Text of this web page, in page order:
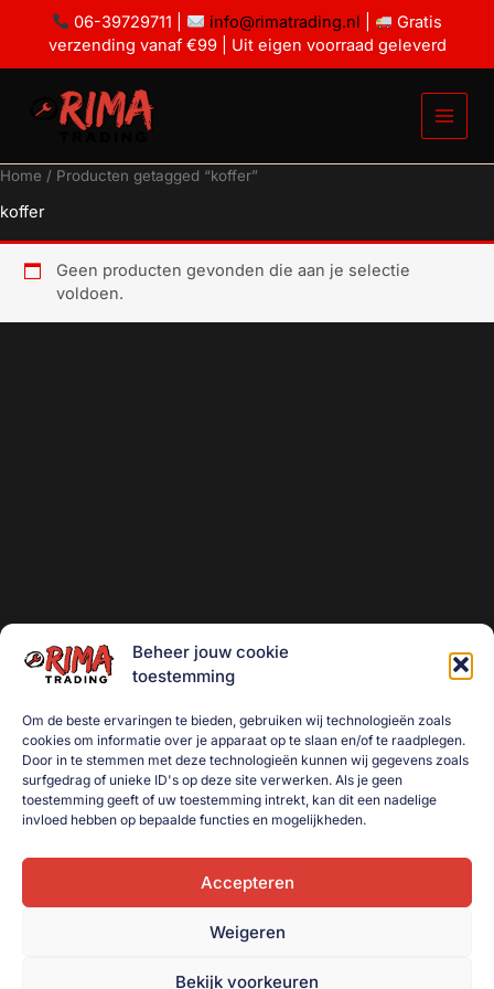
06-39729711 | info@rimatrading.nl
Gratis
verzending vanaf €99 | Uit eigen voorraad geleverd
Beheer jouw cookie
toestemming
Om de beste ervaringen te bieden, gebruiken wij technologieën zoals
cookies om informatie over je apparaat op te slaan en/of te raadplegen.
Door in te stemmen met deze technologieën kunnen wij gegevens zoals
surfgedrag of unieke ID's op deze site verwerken. Als je geen
toestemming geeft of uw toestemming intrekt, kan dit een nadelige
invloed hebben op bepaalde functies en mogelijkheden.
Accepteren
Weigeren
Bekijk voorkeuren
Home / Producten getagged “koffer”
koffer
Geen producten gevonden die aan je selectie
voldoen.